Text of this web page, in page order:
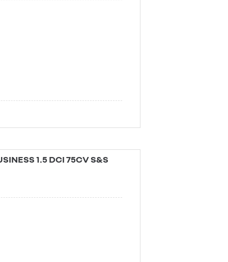
1.5 DCI 75CV S&S